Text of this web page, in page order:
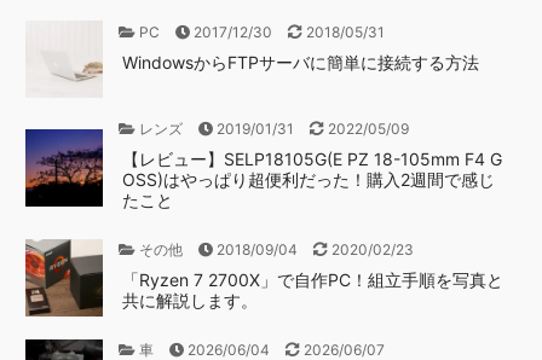
PC 2017/12/30 2018/05/31
WindowsからFTPサーバに簡単に接続する方法
レンズ 2019/01/31 2022/05/09
【レビュー】SELP18105G(E PZ 18-105mm F4 G
OSS)はやっぱり超便利だった！購入2週間で感じ
たこと
その他 2018/09/04 2020/02/23
「Ryzen 7 2700X」で自作PC！組立手順を写真と
共に解説します。
車 2026/06/04 2026/06/07